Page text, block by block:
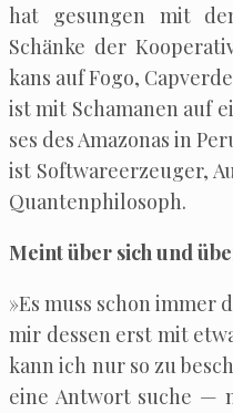
hat gesun­gen mit
Schän­ke der
kans auf Fogo,
ist mit Scha­ma­nen auf
ses des Ama­zo­nas in
ist Soft­ware­er­zeu­ger,
Quantenphilosoph.
Meint über sich und
»Es muss schon immer
mir des­sen erst mit
kann ich nur so zu
eine Ant­wort suche —